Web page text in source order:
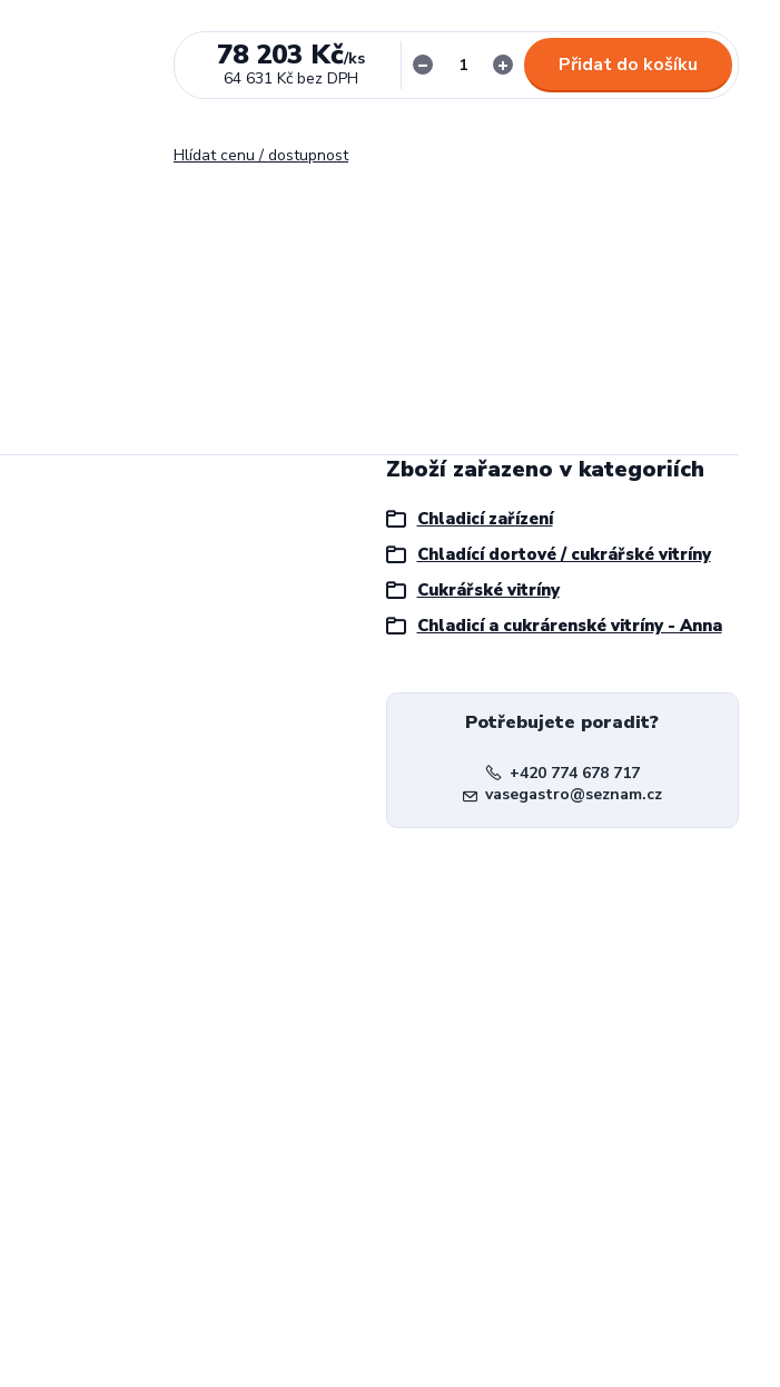
78 203 Kč/ks
64 631 Kč bez DPH
Přidat do košíku
Hlídat cenu / dostupnost
Zboží zařazeno v kategoriích
Chladicí zařízení
Chladící dortové / cukrářské vitríny
Cukrářské vitríny
Chladicí a cukrárenské vitríny - Anna
Potřebujete poradit?
+420 774 678 717
vasegastro@seznam.cz